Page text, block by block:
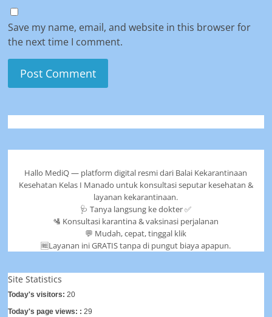
Save my name, email, and website in this browser for
the next time I comment.
Hallo MediQ — platform digital resmi dari Balai Kekarantinaan
Kesehatan Kelas I Manado untuk konsultasi seputar kesehatan &
layanan kekarantinaan.
🩺 Tanya langsung ke dokter ✅
🛂 Konsultasi karantina & vaksinasi perjalanan
💬 Mudah, cepat, tinggal klik
🆓Layanan ini GRATIS tanpa di pungut biaya apapun.
Site Statistics
Today's visitors:20
Today's page views: :29